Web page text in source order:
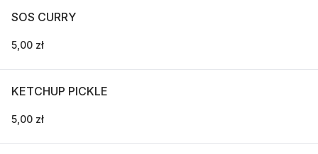
SOS CURRY
5,00 zł
KETCHUP PICKLE
5,00 zł